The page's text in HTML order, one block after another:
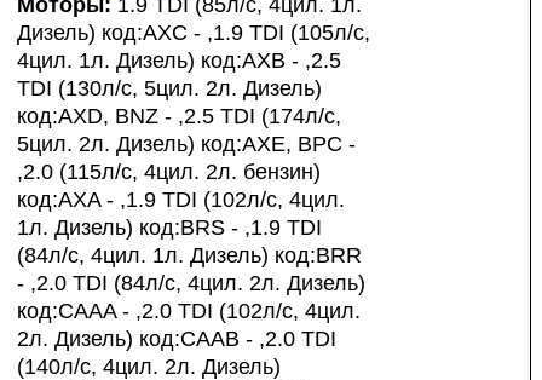
Дизель) код:AXC - ,1.9 TDI (105л/с,
4цил. 1л. Дизель) код:AXB - ,2.5
TDI (130л/с, 5цил. 2л. Дизель)
код:AXD, BNZ - ,2.5 TDI (174л/с,
5цил. 2л. Дизель) код:AXE, BPC -
,2.0 (115л/с, 4цил. 2л. бензин)
код:AXA - ,1.9 TDI (102л/с, 4цил.
1л. Дизель) код:BRS - ,1.9 TDI
(84л/с, 4цил. 1л. Дизель) код:BRR
- ,2.0 TDI (84л/с, 4цил. 2л. Дизель)
код:CAAA - ,2.0 TDI (102л/с, 4цил.
2л. Дизель) код:CAAB - ,2.0 TDI
(140л/с, 4цил. 2л. Дизель)